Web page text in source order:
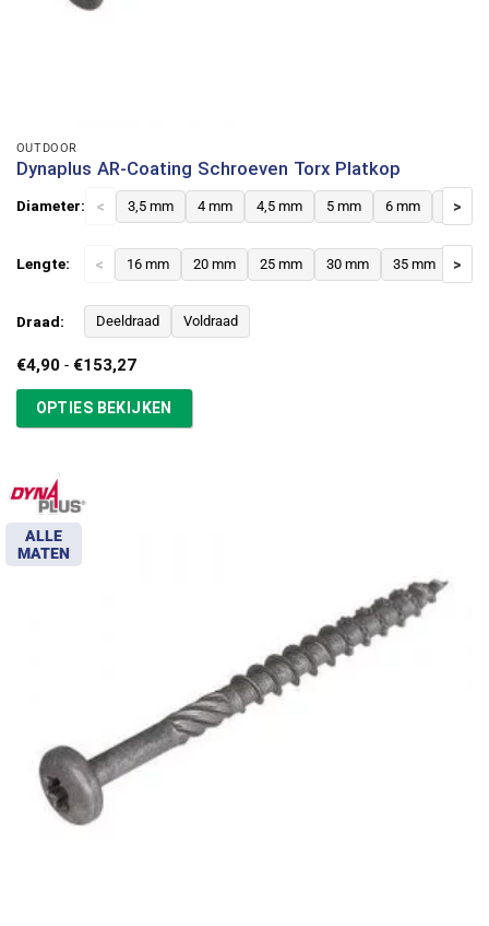
OUTDOOR
Dynaplus AR-Coating Schroeven Torx Platkop
Diameter: < 3,5 mm 4 mm 4,5 mm 5 mm 6 mm 8 mm
>
Lengte: < 16 mm 20 mm 25 mm 30 mm 35 mm 40
>
Draad: Deeldraad Voldraad
€4,90 - €153,27Prijsklasse:
tot
€153,27
OPTIES BEKIJKEN
ALLE
MATEN